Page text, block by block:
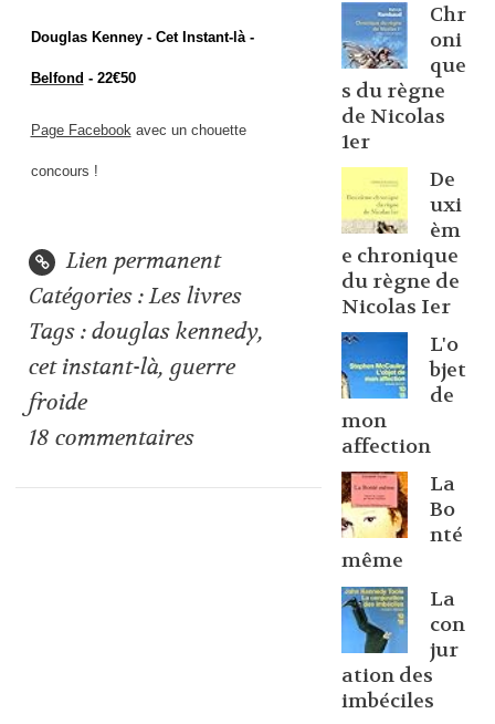
Douglas Kenney - Cet Instant-là -
Belfond - 22€50
Page Facebookavec un chouette
concours !
Lien permanent
Catégories :Les livres
Tags :douglas kennedy,
cet instant-là,guerre
froide
18 commentaires
Chr
oni
que
s du règne
de Nicolas
1er
De
uxi
èm
e chronique
du règne de
Nicolas Ier
L'o
bjet
de
mon
affection
La
Bo
nté
même
La
con
jur
ation des
imbéciles